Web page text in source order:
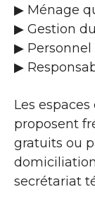
▶​ Ménage
▶​ Gestion
▶​ Personnel
▶​
Les
proposent
gratuits ou
secrétariat